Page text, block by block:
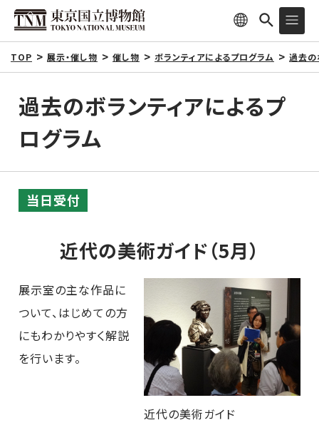
TOP 展示・催し物 催し物 ボランティアによるプログラム 過去の
過去のボランティアによるプ
ログラム
当日受付
近代の美術ガイド（5月）
近代の美術ガイド
展示室の主な作品に
ついて、はじめての方
にもわかりやすく解説
を行います。